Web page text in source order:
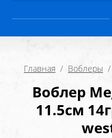
Главная
  /
Воблеры
  /
Воблер
11.5см